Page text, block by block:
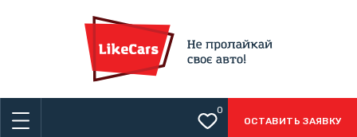
0
ОСТАВИТЬ ЗАЯВКУ